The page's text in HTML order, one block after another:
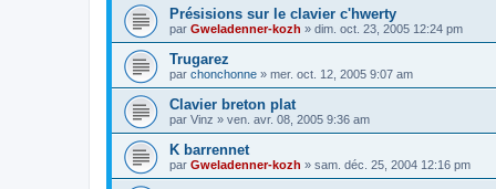
Présisions sur le clavier c'hwerty
par Gweladenner-kozh » dim. oct. 23, 2005 12:24 pm
Trugarez
par chonchonne » mer. oct. 12, 2005 9:07 am
Clavier breton plat
par Vinz » ven. avr. 08, 2005 9:36 am
K barrennet
par Gweladenner-kozh » sam. déc. 25, 2004 12:16 pm